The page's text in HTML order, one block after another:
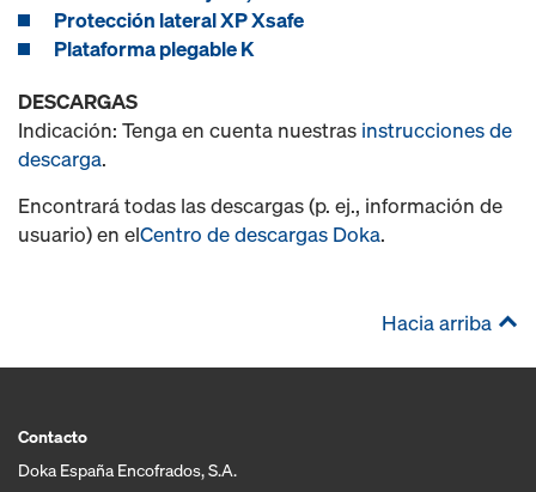
Protección lateral XP Xsafe
Plataforma plegable K
DESCARGAS
Indicación: Tenga en cuenta nuestras instrucciones de
descarga.
Encontrará todas las descargas (p. ej., información de
usuario) en elCentro de descargas Doka.
Hacia arriba
Contacto
Doka España Encofrados, S.A.